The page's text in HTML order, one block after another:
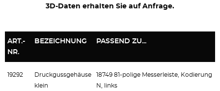
3D-Daten erhalten Sie auf Anfrage.
ART.-
NR.
BEZEICHNUNG PASSEND ZU...
19292
Druckgussgehäuse
klein
18749 81-polige Messerleiste, Kodierung
N, links